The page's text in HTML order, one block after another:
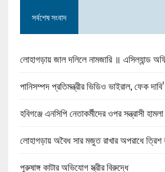
সর্বশেষ সংবাদ
লোহাগড়ায় জাল দলিলে নামজারি ॥ এসিল্যান্ড
পানিসম্পদ প্রতিমন্ত্রীর ভিডিও ভাইরাল, ফেক দাবি’
হবিগঞ্জে এনসিপি নেতাকর্মীদের ওপর সন্ত্রাসী হামলা
লোহাগড়ায় অবৈধ সার মজুত রাখার অপরাধে ত্রিশ
পুরুষাঙ্গ কাটার অভিযোগ স্ত্রীর বিরুদ্ধে